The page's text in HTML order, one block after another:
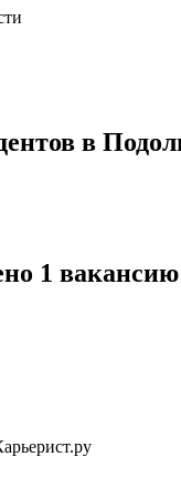
в
1 вакансию